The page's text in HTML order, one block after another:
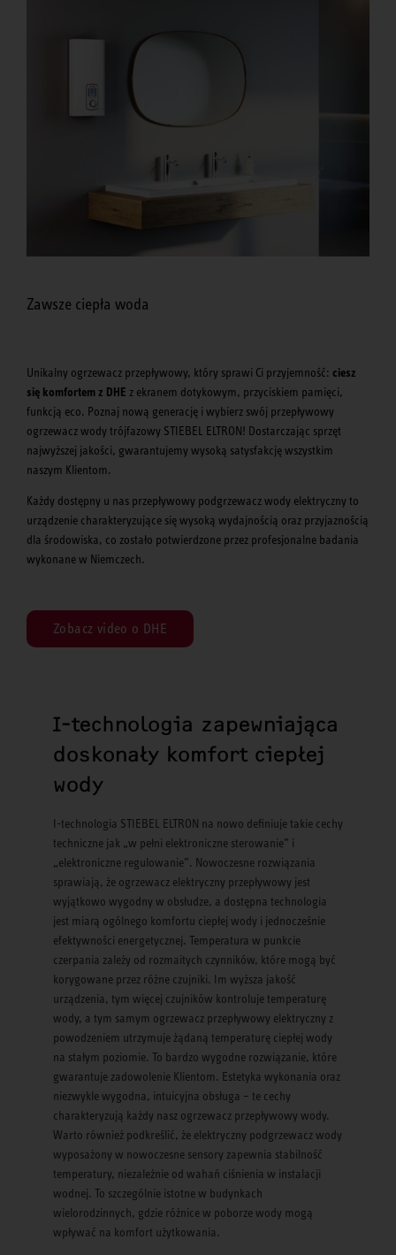
Zawsze ciepła woda
Unikalny ogrzewacz przepływowy, który sprawi Ci przyjemność: ciesz
się komfortem z DHE z ekranem dotykowym, przyciskiem pamięci,
funkcją eco. Poznaj nową generację i wybierz swój przepływowy
ogrzewacz wody trójfazowy STIEBEL ELTRON! Dostarczając sprzęt
najwyższej jakości, gwarantujemy wysoką satysfakcję wszystkim
naszym Klientom.
Każdy dostępny u nas przepływowy podgrzewacz wody elektryczny to
urządzenie charakteryzujące się wysoką wydajnością oraz przyjaznością
dla środowiska, co zostało potwierdzone przez profesjonalne badania
wykonane w Niemczech.
Zobacz video o DHE
I-technologia zapewniająca
doskonały komfort ciepłej
wody
I-technologia STIEBEL ELTRON na nowo definiuje takie cechy
techniczne jak „w pełni elektroniczne sterowanie” i
„elektroniczne regulowanie”. Nowoczesne rozwiązania
sprawiają, że ogrzewacz elektryczny przepływowy jest
wyjątkowo wygodny w obsłudze, a dostępna technologia
jest miarą ogólnego komfortu ciepłej wody i jednocześnie
efektywności energetycznej. Temperatura w punkcie
czerpania zależy od rozmaitych czynników, które mogą być
korygowane przez różne czujniki. Im wyższa jakość
urządzenia, tym więcej czujników kontroluje temperaturę
wody, a tym samym ogrzewacz przepływowy elektryczny z
powodzeniem utrzymuje żądaną temperaturę ciepłej wody
na stałym poziomie. To bardzo wygodne rozwiązanie, które
gwarantuje zadowolenie Klientom. Estetyka wykonania oraz
niezwykle wygodna, intuicyjna obsługa – te cechy
charakteryzują każdy nasz ogrzewacz przepływowy wody.
Warto również podkreślić, że elektryczny podgrzewacz wody
wyposażony w nowoczesne sensory zapewnia stabilność
temperatury, niezależnie od wahań ciśnienia w instalacji
wodnej. To szczególnie istotne w budynkach
wielorodzinnych, gdzie różnice w poborze wody mogą
wpływać na komfort użytkowania.